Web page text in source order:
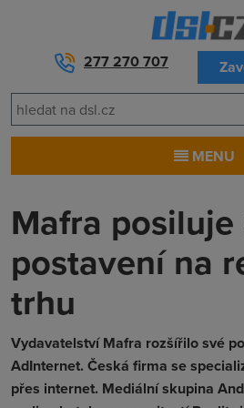
277 270 707
MENU
Mafra posiluje
postavení na
trhu
Vydavatelství Mafra rozšířilo své
AdInternet. Česká firma se
přes internet. Mediální skupina